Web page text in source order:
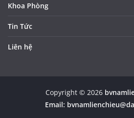
Khoa Phòng
Tin Tức
Liên hệ
Copyright © 2026
Email: